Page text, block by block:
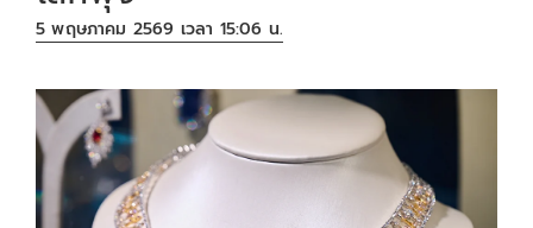
5 พฤษภาคม 2569 เวลา 15:06 น.